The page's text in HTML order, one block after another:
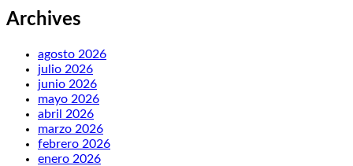
Archives
agosto 2026
julio 2026
junio 2026
mayo 2026
abril 2026
marzo 2026
febrero 2026
enero 2026